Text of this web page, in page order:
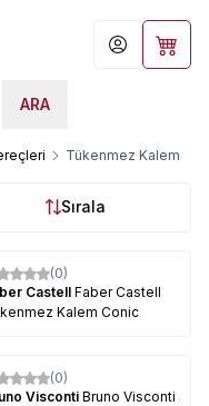
ARA
Hesabım
Tükenmez Kalem
Sırala
(0)
CastellFaber Castell
Kalem Conic
(0)
Visconti ​Bruno Visconti